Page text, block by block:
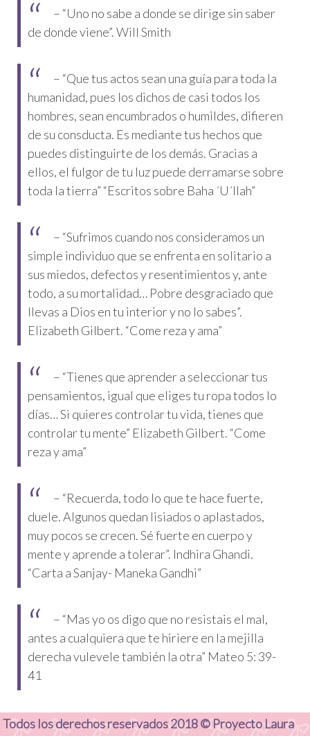
– “Uno no sabe a donde se dirige sin saber
de donde viene”. Will Smith
– “Que tus actos sean una guía para toda la
humanidad, pues los dichos de casi todos los
hombres, sean encumbrados o humildes, difieren
de su consducta. Es mediante tus hechos que
puedes distinguirte de los demás. Gracias a
ellos, el fulgor de tu luz puede derramarse sobre
toda la tierra” “Escritos sobre Baha ´U´llah”
– “Sufrimos cuando nos consideramos un
simple individuo que se enfrenta en solitario a
sus miedos, defectos y resentimientos y, ante
todo, a su mortalidad… Pobre desgraciado que
llevas a Dios en tu interior y no lo sabes”.
Elizabeth Gilbert. “Come reza y ama”
– “Tienes que aprender a seleccionar tus
pensamientos, igual que eliges tu ropa todos lo
días… Si quieres controlar tu vida, tienes que
controlar tu mente” Elizabeth Gilbert. “Come
reza y ama”
– “Recuerda, todo lo que te hace fuerte,
duele. Algunos quedan lisiados o aplastados,
muy pocos se crecen. Sé fuerte en cuerpo y
mente y aprende a tolerar”. Indhira Ghandi.
“Carta a Sanjay- Maneka Gandhi”
– “Mas yo os digo que no resistais el mal,
antes a cualquiera que te hiriere en la mejilla
derecha vulevele también la otra” Mateo 5: 39-
41
Todos los derechos reservados 2018 © Proyecto Laura